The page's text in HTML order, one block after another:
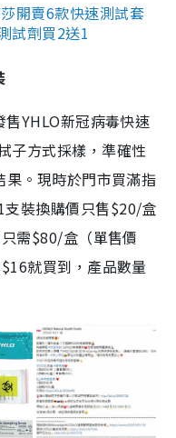
開賣6款快速測試套
試劑買2送1
售YHLO新冠病毒快速
子方式採樣，準確性
。現時於門市買滿指
裝換購價只售$20/盒
需$80/盒（單售價
就買到，產品數量